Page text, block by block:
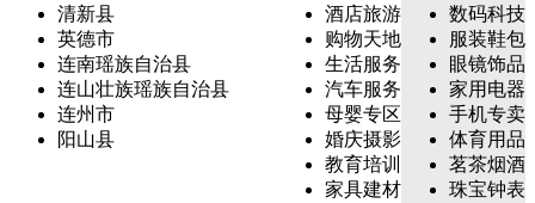
清新县
英德市
连南瑶族自治县
连山壮族瑶族自治县
连州市
阳山县
酒店旅游
购物天地
生活服务
汽车服务
母婴专区
婚庆摄影
教育培训
家具建材
数码科技
服装鞋包
眼镜饰品
家用电器
手机专卖
体育用品
茗茶烟酒
珠宝钟表